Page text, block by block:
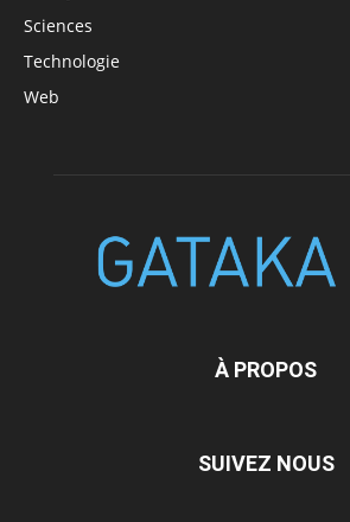
Sciences
Technologie
Web
À PROPOS
SUIVEZ NOUS